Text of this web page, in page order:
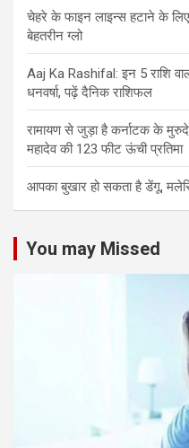
चेहरे के फाइन लाइन्स हटाने के
बेहतरीन ग्लो
Aaj Ka Rashifal: इन 5 राशि
धनवर्षा, पढ़ें दैनिक राशिफल
रामायण से जुड़ा है कर्नाटक के
महादेव की 123 फीट ऊंची प्रतिमा
आपका बुखार हो सकता है डेंगू,
You may Missed